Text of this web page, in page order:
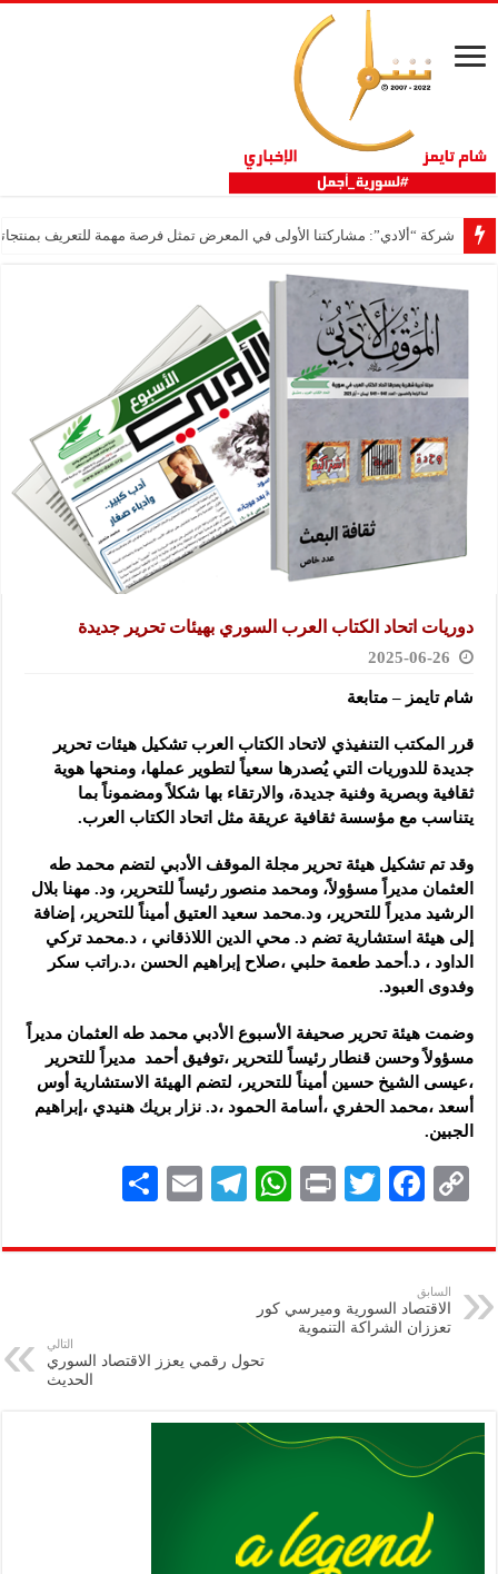
شركة “ألادي”: مشاركتنا الأولى في المعرض تمثل فرصة مهمة للتعريف
دوريات اتحاد الكتاب العرب السوري بهيئات تحرير جديدة
2025-06-26
شام تايمز – متابعة
قرر المكتب التنفيذي لاتحاد الكتاب العرب تشكيل هيئات تحرير
جديدة للدوريات التي يُصدرها سعياً لتطوير عملها، ومنحها هوية
ثقافية وبصرية وفنية جديدة، والارتقاء بها شكلاً ومضموناً بما
يتناسب مع مؤسسة ثقافية عريقة مثل اتحاد الكتاب العرب.
وقد تم تشكيل هيئة تحرير مجلة الموقف الأدبي لتضم محمد طه
العثمان مديراً مسؤولاً، ومحمد منصور رئيساً للتحرير، ود. مهنا بلال
الرشيد مديراً للتحرير، ود.محمد سعيد العتيق أميناً للتحرير، إضافة
إلى هيئة استشارية تضم د. محي الدين اللاذقاني ، د.محمد تركي
الداود ، د.أحمد طعمة حلبي ،صلاح إبراهيم الحسن ،د.راتب سكر
وفدوى العبود.
وضمت هيئة تحرير صحيفة الأسبوع الأدبي محمد طه العثمان مديراً
مسؤولاً وحسن قنطار رئيساً للتحرير ،توفيق أحمد مديراً للتحرير
،عيسى الشيخ حسين أميناً للتحرير، لتضم الهيئة الاستشارية أوس
أسعد ،محمد الحفري ،أسامة الحمود ،د. نزار بريك هنيدي ،إبراهيم
الجبين.
C
p
y
Li
F
eb
k
T
tt
P
nt
W
at
p
Te
gr
E
ai
ar
السابق
الاقتصاد السورية وميرسي كور
تعززان الشراكة التنموية
التالي
تحول رقمي يعزز الاقتصاد السوري
الحديث